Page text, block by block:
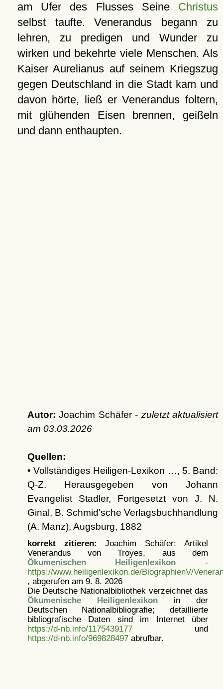
am Ufer des Flusses Seine Christus
selbst taufte. Venerandus begann zu
lehren, zu predigen und Wunder zu
wirken und bekehrte viele Menschen. Als
Kaiser Aurelianus auf seinem Kriegszug
gegen Deutschland in die Stadt kam und
davon hörte, ließ er Venerandus foltern,
mit glühenden Eisen brennen, geißeln
und dann enthaupten.
Autor: Joachim Schäfer - zuletzt aktualisiert
am 03.03.2026
Quellen:
• Vollständiges Heiligen-Lexikon …, 5. Band:
Q-Z. Herausgegeben von Johann
Evangelist Stadler, Fortgesetzt von J. N.
Ginal, B. Schmid'sche Verlagsbuchhandlung
(A. Manz), Augsburg, 1882
korrekt zitieren: Joachim Schäfer: Artikel
Venerandus von Troyes, aus dem
Ökumenischen Heiligenlexikon -
https://www.heiligenlexikon.de/BiographienV/
, abgerufen am 9. 8. 2026
Die Deutsche Nationalbibliothek verzeichnet das
Ökumenische Heiligenlexikonin der
Deutschen Nationalbibliografie; detaillierte
bibliografische Daten sind im Internet über
https://d-nb.info/1175439177und
https://d-nb.info/969828497abrufbar.